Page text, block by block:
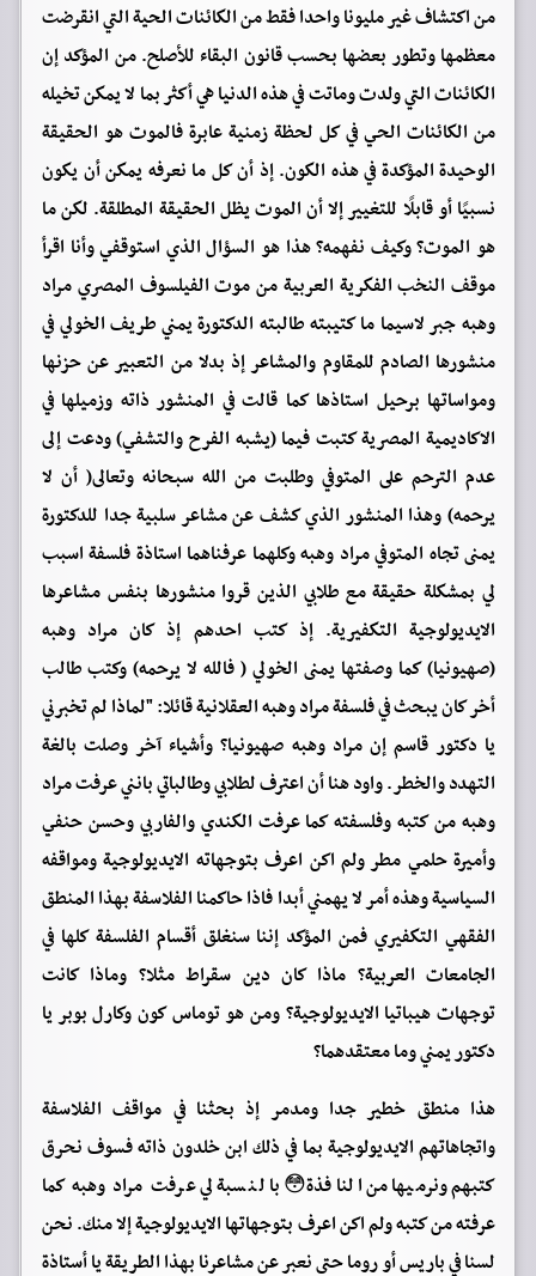
من اكتشاف غير مليونا واحدا فقط من الكائنات الحية التي انقرضت
معظمها وتطور بعضها بحسب قانون البقاء للأصلح. من المؤكد إن
الكائنات التي ولدت وماتت في هذه الدنيا هي أكثر بما لا يمكن تخيله
من الكائنات الحي في كل لحظة زمنية عابرة فالموت هو الحقيقة
الوحيدة المؤكدة في هذه الكون. إذ أن كل ما نعرفه يمكن أن يكون
نسبيًا أو قابلًا للتغيير إلا أن الموت يظل الحقيقة المطلقة. لكن ما
هو الموت؟ وكيف نفهمه؟ هذا هو السؤال الذي استوقفي وأنا اقرأ
موقف النخب الفكرية العربية من موت الفيلسوف المصري مراد
وهبه جبر لاسيما ما كتيبته طالبته الدكتورة يمني طريف الخولي في
منشورها الصادم للمقاوم والمشاعر إذ بدلا من التعبير عن حزنها
ومواساتها برحيل استاذها كما قالت في المنشور ذاته وزميلها في
الاكاديمية المصرية كتبت فيما (يشبه الفرح والتشفي) ودعت إلى
عدم الترحم على المتوفي وطلبت من الله سبحانه وتعالى( أن لا
يرحمه) وهذا المنشور الذي كشف عن مشاعر سلبية جدا للدكتورة
يمنى تجاه المتوفي مراد وهبه وكلهما عرفناهما استاذة فلسفة اسبب
لي بمشكلة حقيقة مع طلابي الذين قروا منشورها بنفس مشاعرها
الايديولوجية التكفيرية. إذ كتب احدهم إذ كان مراد وهبه
(صهيونيا) كما وصفتها يمنى الخولي ( فالله لا يرحمه) وكتب طالب
أخر كان يبحث في فلسفة مراد وهبه العقلانية قائلا: "لماذا لم تخبرني
يا دكتور قاسم إن مراد وهبه صهيونيا؟ وأشياء آخر وصلت بالغة
التهدد والخطر. واود هنا أن اعترف لطلابي وطالباتي بانني عرفت مراد
وهبه من كتبه وفلسفته كما عرفت الكندي والفاربي وحسن حنفي
وأميرة حلمي مطر ولم اكن اعرف بتوجهاته الايديولوجية ومواقفه
السياسية وهذه أمر لا يهمني أبدا فاذا حاكمنا الفلاسفة بهذا المنطق
الفقهي التكفيري فمن المؤكد إننا سنغلق أقسام الفلسفة كلها في
الجامعات العربية؟ ماذا كان دين سقراط مثلا؟ وماذا كانت
توجهات هيباتيا الايديولوجية؟ ومن هو توماس كون وكارل بوبر يا
دكتور يمني وما معتقدهما؟
هذا منطق خطير جدا ومدمر إذ بحثنا في مواقف الفلاسفة
واتجاهاتهم الايديولوجية بما في ذلك ابن خلدون ذاته فسوف نحرق
كتبهم ونرميها من النافذة😳 بالنسبة لي عرفت مراد وهبه كما
عرفته من كتبه ولم اكن اعرف بتوجهاتها الايديولوجية إلا منك. نحن
لسنا في باريس أو روما حتى نعبر عن مشاعرنا بهذا الطريقة يا أستاذة